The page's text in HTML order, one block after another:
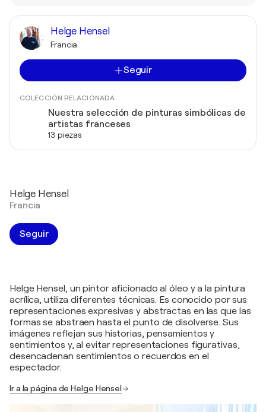
Helge Hensel
Francia
Seguir
COLECCIÓN RELACIONADA
Nuestra selección de pinturas simbólicas de
artistas franceses
13 piezas
Helge Hensel
Francia
Seguir
Helge Hensel, un pintor aficionado al óleo y a la pintura
acrílica, utiliza diferentes técnicas. Es conocido por sus
representaciones expresivas y abstractas en las que las
formas se abstraen hasta el punto de disolverse. Sus
imágenes reflejan sus historias, pensamientos y
sentimientos y, al evitar representaciones figurativas,
desencadenan sentimientos o recuerdos en el
espectador.
Ir a la página de Helge Hensel